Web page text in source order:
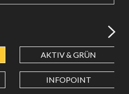
AKTIV & GRÜN
INFOPOINT